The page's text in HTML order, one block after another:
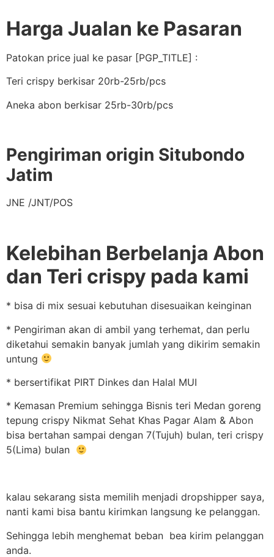
Harga Jualan ke Pasaran
Patokan price jual ke pasar [PGP_TITLE] :
Teri crispy berkisar 20rb-25rb/pcs
Aneka abon berkisar 25rb-30rb/pcs
Pengiriman origin Situbondo
Jatim
JNE /JNT/POS
Kelebihan Berbelanja Abon
dan Teri crispy pada kami
* bisa di mix sesuai kebutuhan disesuaikan keinginan
* Pengiriman akan di ambil yang terhemat, dan perlu
diketahui semakin banyak jumlah yang dikirim semakin
untung
* bersertifikat PIRT Dinkes dan Halal MUI
* Kemasan Premium sehingga Bisnis teri Medan goreng
tepung crispy Nikmat Sehat Khas Pagar Alam & Abon
bisa bertahan sampai dengan 7(Tujuh) bulan, teri crispy
5(Lima) bulan
kalau sekarang sista memilih menjadi dropshipper saya,
nanti kami bisa bantu kirimkan langsung ke pelanggan.
Sehingga lebih menghemat beban bea kirim pelanggan
anda.